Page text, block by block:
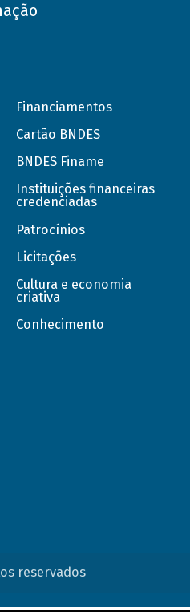
Financiamentos
Cartão BNDES
BNDES Finame
Instituições financeiras
credenciadas
Patrocínios
Licitações
Cultura e economia
criativa
Conhecimento
reservados